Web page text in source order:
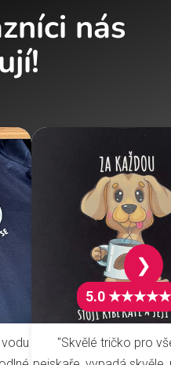
nás
5.0 ★★★★★
"Skvělé tričko pro
❯